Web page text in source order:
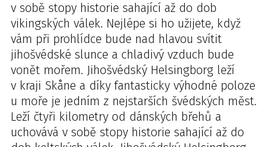
v sobě stopy historie sahající až do dob
vikingských válek. Nejlépe si ho užijete, když
vám při prohlídce bude nad hlavou svítit
jihošvédské slunce a chladivý vzduch bude
vonět mořem. Jihošvédský Helsingborg leží
v kraji Skåne a díky fantasticky výhodné poloze
u moře je jedním z nejstarších švédských měst.
Leží čtyři kilometry od dánských břehů a
uchovává v sobě stopy historie sahající až do